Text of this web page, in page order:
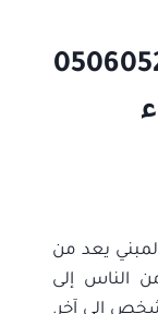
ت: 0506052278
يعد من
الناس إلى